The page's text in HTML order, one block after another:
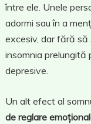
între ele. Unele
adormi sau în a
excesiv, dar fără să
insomnia prelungită
depresive.
Un alt efect al
de reglare